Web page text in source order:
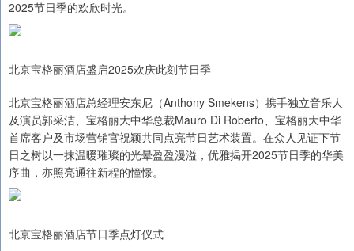
2025节日季的欢欣时光。
北京宝格丽酒店盛启2025欢庆此刻节日季
北京宝格丽酒店总经理安东尼（Anthony Smekens）携手独立音乐人
及演员郭采洁、宝格丽大中华总裁Mauro Di Roberto、宝格丽大中华
首席客户及市场营销官祝颖共同点亮节日艺术装置。在众人见证下节
日之树以一抹温暖璀璨的光晕盈盈漫溢，优雅揭开2025节日季的华美
序曲，亦照亮通往新程的憧憬。
北京宝格丽酒店节日季点灯仪式